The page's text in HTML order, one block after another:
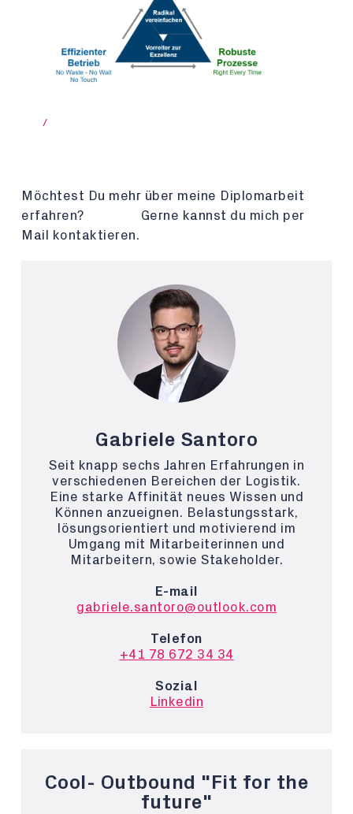
/
Möchtest Du mehr über meine Diplomarbeit
erfahren? Gerne kannst du mich per
Mail kontaktieren.
Gabriele Santoro
Seit knapp sechs Jahren Erfahrungen in
verschiedenen Bereichen der Logistik.
Eine starke Affinität neues Wissen und
Können anzueignen. Belastungsstark,
lösungsorientiert und motivierend im
Umgang mit Mitarbeiterinnen und
Mitarbeitern, sowie Stakeholder.
E-mail
gabriele.santoro@outlook.com
Telefon
+41 78 672 34 34
Sozial
Linkedin
Cool- Outbound "Fit for the
future"